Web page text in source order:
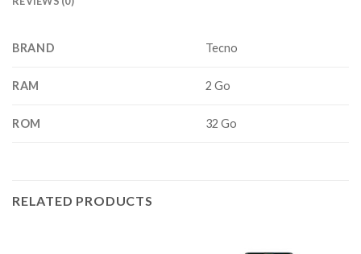
BRAND Tecno
RAM 2 Go
ROM 32 Go
RELATED PRODUCTS